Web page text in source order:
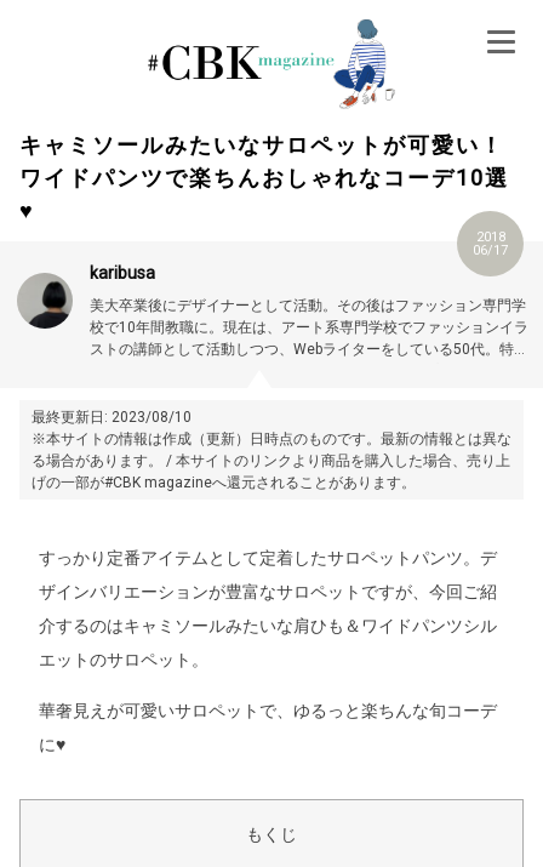
キャミソールみたいなサロペットが可愛い！
ワイドパンツで楽ちんおしゃれなコーデ10選
♥
2018
06/17
karibusa
美大卒業後にデザイナーとして活動。その後はファッション専門学
校で10年間教職に。現在は、アート系専門学校でファッションイラ
ストの講師として活動しつつ、Webライターをしている50代。特に
最終更新日: 2023/08/10
※本サイトの情報は作成（更新）日時点のものです。最新の情報とは異な
る場合があります。 / 本サイトのリンクより商品を購入した場合、売り上
げの一部が#CBK magazineへ還元されることがあります。
すっかり定番アイテムとして定着したサロペットパンツ。デ
ザインバリエーションが豊富なサロペットですが、今回ご紹
介するのはキャミソールみたいな肩ひも＆ワイドパンツシル
エットのサロペット。
華奢見えが可愛いサロペットで、ゆるっと楽ちんな旬コーデ
に♥
もくじ